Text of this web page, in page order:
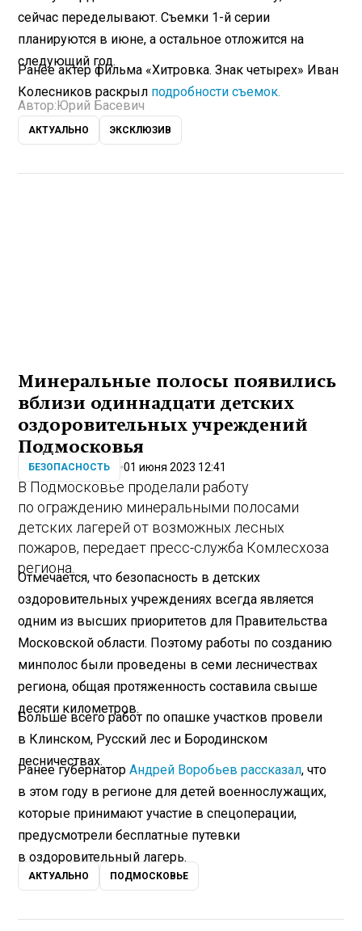
сейчас переделывают. Съемки 1-й серии
планируются в июне, а остальное отложится на
следующий год.
Ранее актер фильма «Хитровка. Знак четырех» Иван
Колесников раскрыл подробности съемок.
Автор:Юрий Басевич
АКТУАЛЬНО ЭКСКЛЮЗИВ
Минеральные полосы появились
вблизи одиннадцати детских
оздоровительных учреждений
Подмосковья
БЕЗОПАСНОСТЬ 01 июня 2023 12:41
В Подмосковье проделали работу
по ограждению минеральными полосами
детских лагерей от возможных лесных
пожаров, передает пресс-служба Комлесхоза
региона.
Отмечается, что безопасность в детских
оздоровительных учреждениях всегда является
одним из высших приоритетов для Правительства
Московской области. Поэтому работы по созданию
минполос были проведены в семи лесничествах
региона, общая протяженность составила свыше
десяти километров.
Больше всего работ по опашке участков провели
в Клинском, Русский лес и Бородинском
лесничествах.
Ранее губернаторАндрей Воробьев рассказал, что
в этом году в регионе для детей военнослужащих,
которые принимают участие в спецоперации,
предусмотрели бесплатные путевки
в оздоровительный лагерь.
АКТУАЛЬНО ПОДМОСКОВЬЕ